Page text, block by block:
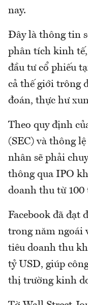
nay.
Đây là thông tin
phân tích kinh
đầu tư cổ phiếu
cả thế giới trông
đoán, thực hư
Theo quy định
(SEC) và thông
nhân sẽ phải
thông qua IPO
doanh thu từ
Facebook đã đạt
trong năm ngoái
tiêu doanh thu
tỷ USD, giúp
thị trường kinh